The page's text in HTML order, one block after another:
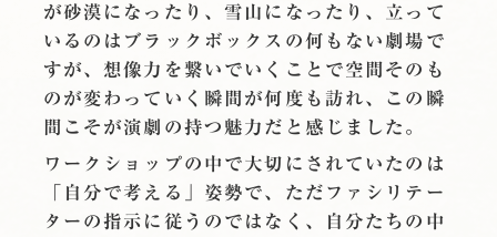
が砂漠になったり、雪山になったり、立って
いるのはブラックボックスの何もない劇場で
すが、想像力を繋いでいくことで空間そのも
のが変わっていく瞬間が何度も訪れ、この瞬
間こそが演劇の持つ魅力だと感じました。
ワークショップの中で大切にされていたのは
「自分で考える」姿勢で、ただファシリテー
ターの指示に従うのではなく、自分たちの中